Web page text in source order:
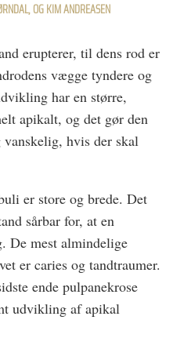
OG KIM ANDREASEN
erupterer, til dens rod er
vægge tyndere og
har en større,
apikalt, og det gør den
hvis der skal
er store og brede. Det
sårbar for, at en
De mest almindelige
er caries og tandtraumer.
ende pulpanekrose
udvikling af apikal